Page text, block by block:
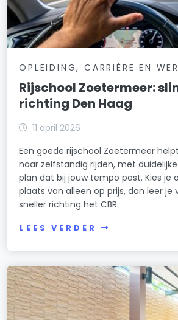
OPLEIDING, CARRIÈRE EN
Rijschool Zoetermeer:
richting Den Haag
11 april 2026
Een goede rijschool Zoetermeer
naar zelfstandig rijden, met
plan dat bij jouw tempo past. Kies je
plaats van alleen op prijs, dan leer je
sneller richting het CBR.
LEES VERDER